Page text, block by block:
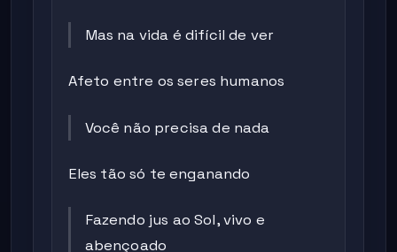
Mas na vida é difícil de ver
Afeto entre os seres humanos
Você não precisa de nada
Eles tão só te enganando
Fazendo jus ao Sol, vivo e
abençoado